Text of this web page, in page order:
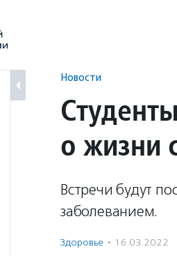
Новости
о жизни
Встречи будут
заболеванием.
Здоровье · 16.03.2022